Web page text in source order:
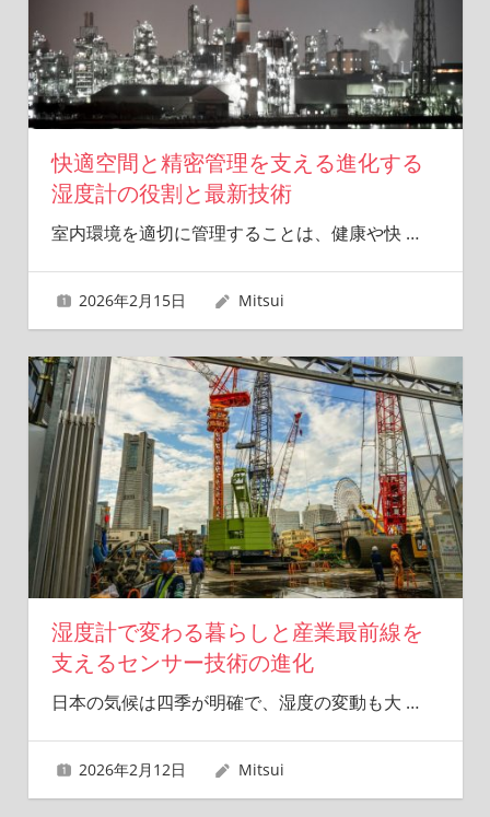
快適空間と精密管理を支える進化する
湿度計の役割と最新技術
室内環境を適切に管理することは、健康や快 …
2026年2月15日 Mitsui
湿度計で変わる暮らしと産業最前線を
支えるセンサー技術の進化
日本の気候は四季が明確で、湿度の変動も大 …
2026年2月12日 Mitsui